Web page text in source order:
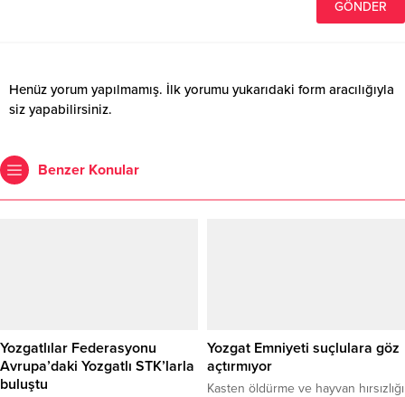
Henüz yorum yapılmamış. İlk yorumu yukarıdaki form aracılığıyla
siz yapabilirsiniz.
Benzer Konular
Yozgatlılar Federasyonu
Avrupa’daki Yozgatlı STK’larla
buluştu
Yozgat Emniyeti suçlulara göz
açtırmıyor
Kasten öldürme ve hayvan hırsızlığı